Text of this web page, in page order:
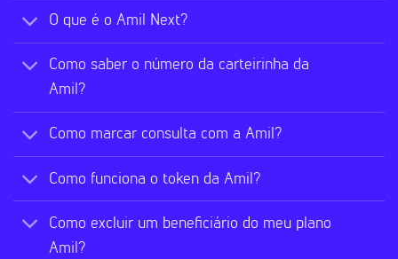
O que é o Amil Next?
Como saber o número da carteirinha da
Amil?
Como marcar consulta com a Amil?
Como funciona o token da Amil?
Como excluir um beneficiário do meu plano
Amil?